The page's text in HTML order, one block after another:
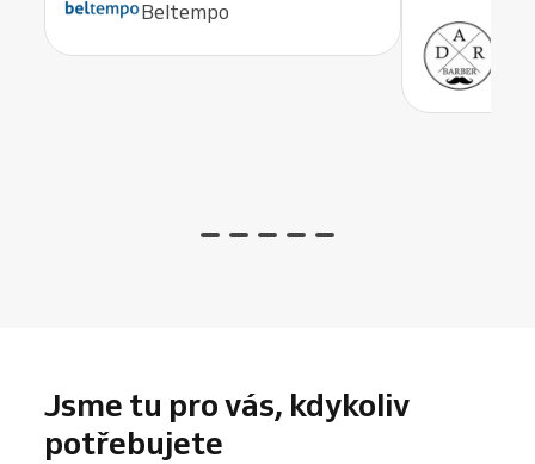
Beltempo
Jsme tu pro vás, kdykoliv
potřebujete